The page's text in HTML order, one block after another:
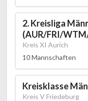
2. Kreisliga
(AUR/FRI/
Kreis XI Aurich
10 Mannschaften
Kreisklasse
Kreis V Friedeburg